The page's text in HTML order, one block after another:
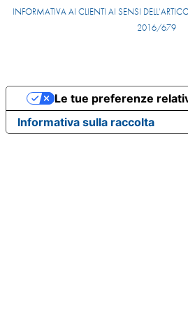
INFORMATIVA AI CLIENTI AI SENSI
2016/679
Informativa sulla raccolta
Le tue preferenze